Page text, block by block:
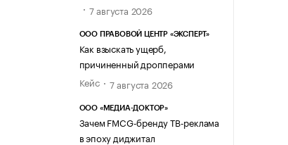
7 августа 2026
ООО ПРАВОВОЙ ЦЕНТР «ЭКСПЕРТ»
Как взыскать ущерб,
причиненный дропперами
Кейс
7 августа 2026
ООО «МЕДИА-ДОКТОР»
Зачем FMCG-бренду ТВ-реклама
в эпоху диджитал